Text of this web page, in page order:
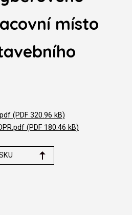
místo
(PDF 320.96 kB)
(PDF 180.46 kB)